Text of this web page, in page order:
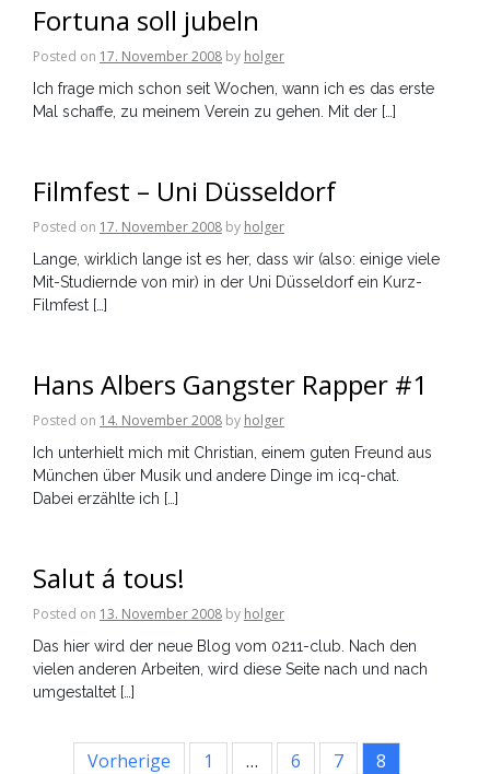
Fortuna soll jubeln
Posted on 17. November 2008 by holger
Ich frage mich schon seit Wochen, wann ich es das erste
Mal schaffe, zu meinem Verein zu gehen. Mit der […]
Filmfest – Uni Düsseldorf
Posted on 17. November 2008 by holger
Lange, wirklich lange ist es her, dass wir (also: einige viele
Mit-Studiernde von mir) in der Uni Düsseldorf ein Kurz-
Filmfest […]
Hans Albers Gangster Rapper #1
Posted on 14. November 2008 by holger
Ich unterhielt mich mit Christian, einem guten Freund aus
München über Musik und andere Dinge im icq-chat.
Dabei erzählte ich […]
Salut á tous!
Posted on 13. November 2008 by holger
Das hier wird der neue Blog vom 0211-club. Nach den
vielen anderen Arbeiten, wird diese Seite nach und nach
umgestaltet […]
Vorherige 1 … 6 7 8